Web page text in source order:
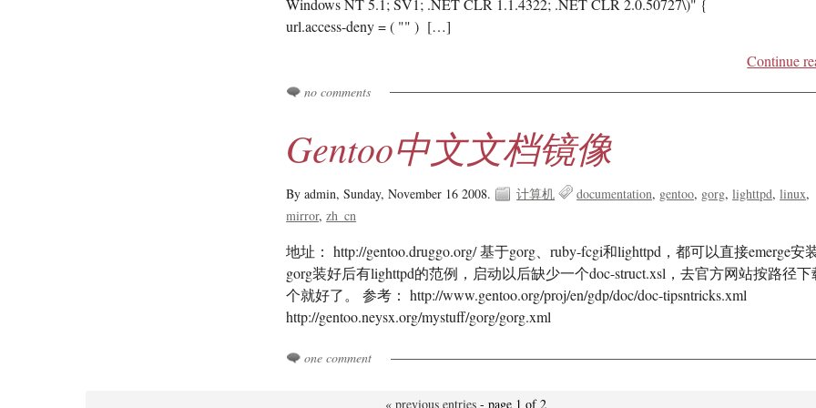
Windows NT 5.1; SV1; .NET CLR 1.1.4322; .NET CLR 2.0.50727\)" {
url.access-deny = ( "" ) […]
Continue
no comments
Gentoo中文文档镜像
By admin,Sunday, November 16 2008. 计算机 documentation gentoo gorg lighttpd linux
mirror zh_cn
地址： http://gentoo.druggo.org/ 基于gorg、ruby-fcgi和lighttpd，都可以直接emerge安装
gorg装好后有lighttpd的范例，启动以后缺少一个doc-struct.xsl，去官方网站按路径下
个就好了。 参考： http://www.gentoo.org/proj/en/gdp/doc/doc-tipsntricks.xml
http://gentoo.neysx.org/mystuff/gorg/gorg.xml
one comment
« previous entries- page 1 of 2